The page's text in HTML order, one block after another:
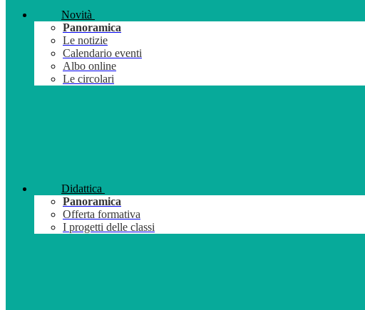
Novità
Panoramica
Le notizie
Calendario eventi
Albo online
Le circolari
Didattica
Panoramica
Offerta formativa
I progetti delle classi